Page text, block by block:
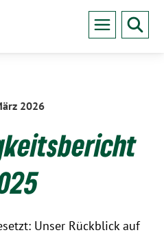
2026
Unser Rückblick auf